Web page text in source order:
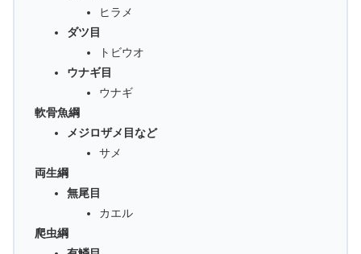
ヒラメ
ダツ目
トビウオ
ウナギ目
ウナギ
軟骨魚綱
メジロザメ目など
サメ
両生綱
無尾目
カエル
爬虫綱